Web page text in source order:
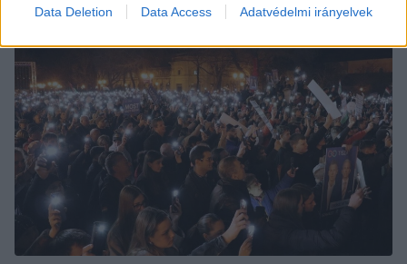
Data Deletion Data Access Adatvédelmi irányelvek